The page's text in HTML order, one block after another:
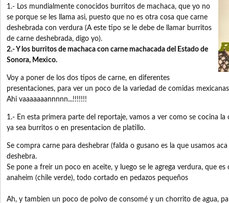
1.- Los mundialmente conocidos burritos de machaca, que yo no
se porque se les llama asi, puesto que no es otra cosa que carne
deshebrada con verdura (A este tipo se le debe de llamar burritos
de carne deshebrada, digo yo).
2.- Y los burritos de machaca con carne machacada del Estado de
Sonora, Mexico.
Voy a poner de los dos tipos de carne, en diferentes
presentaciones, para ver un poco de la variedad de comidas
Ahi vaaaaaaannnnn...!!!!!!!
1.- En esta primera parte del reportaje, vamos a ver como se cocina la
ya sea burritos o en presentacion de platillo.
Se compra carne para deshebrar (falda o gusano es la que usamos
deshebra.
Se pone a freir un poco en aceite, y luego se le agrega verdura, que
anaheim (chile verde), todo cortado en pedazos pequeños
Ah, y tambien un poco de polvo de consomé y un chorrito de agua,